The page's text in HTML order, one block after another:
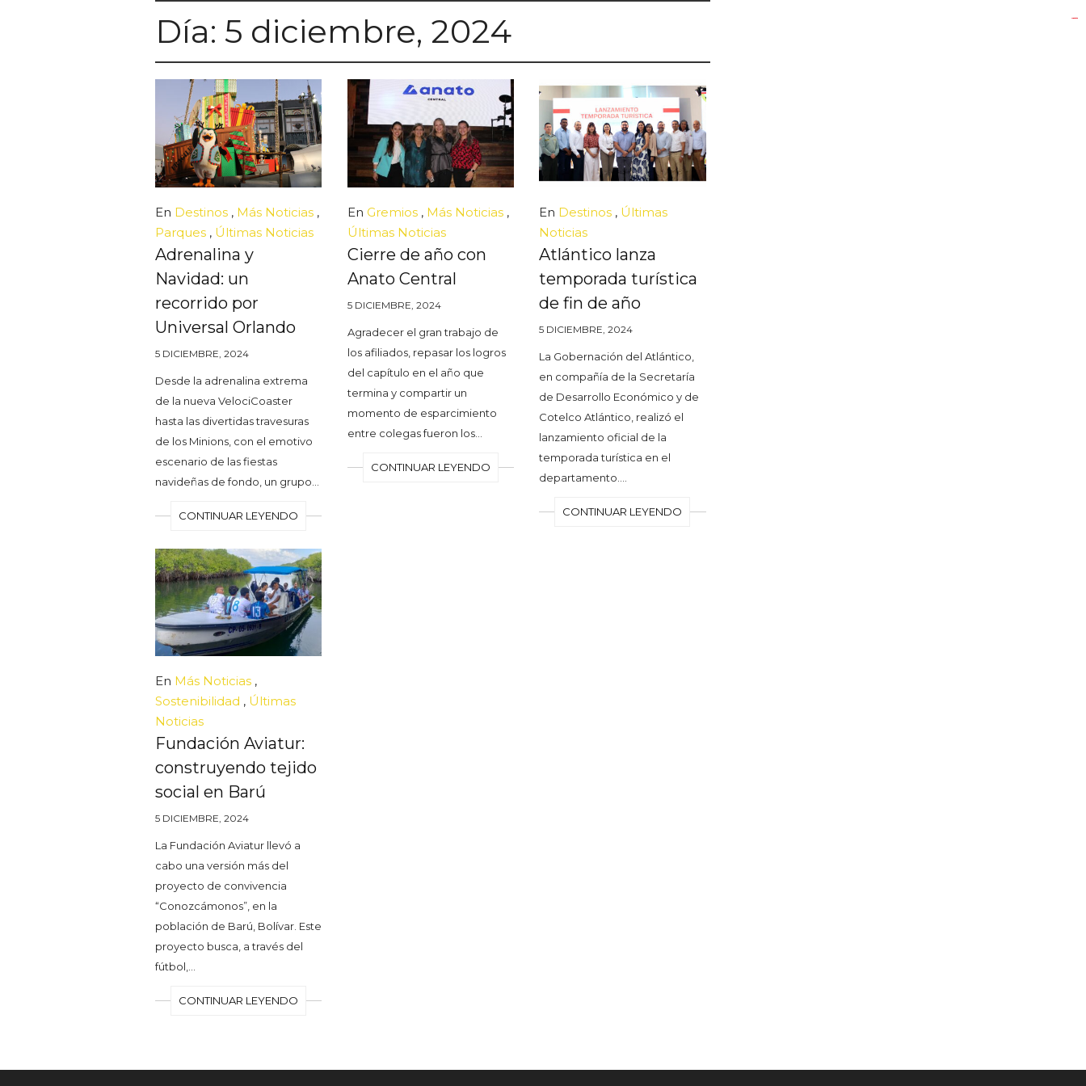
Día: 5 diciembre, 2024
En Destinos , Más Noticias ,
Parques , Últimas Noticias
Adrenalina y
Navidad: un
recorrido por
Universal Orlando
5 DICIEMBRE, 2024
Desde la adrenalina extrema
de la nueva VelociCoaster
hasta las divertidas travesuras
de los Minions, con el emotivo
escenario de las fiestas
navideñas de fondo, un grupo…
CONTINUAR LEYENDO
En Gremios, Más Noticias,
Últimas Noticias
Cierre de año con
Anato Central
5 DICIEMBRE, 2024
Agradecer el gran trabajo de
los afiliados, repasar los logros
del capítulo en el año que
termina y compartir un
momento de esparcimiento
entre colegas fueron los…
CONTINUAR LEYENDO
En Destinos , Últimas
Noticias
Atlántico lanza
temporada turística
de fin de año
5 DICIEMBRE, 2024
La Gobernación del Atlántico,
en compañía de la Secretaría
de Desarrollo Económico y de
Cotelco Atlántico, realizó el
lanzamiento oficial de la
temporada turística en el
departamento.…
CONTINUAR LEYENDO
En Más Noticias ,
Sostenibilidad , Últimas
Noticias
Fundación Aviatur:
construyendo tejido
social en Barú
5 DICIEMBRE, 2024
La Fundación Aviatur llevó a
cabo una versión más del
proyecto de convivencia
“Conozcámonos”, en la
población de Barú, Bolívar. Este
proyecto busca, a través del
fútbol,…
CONTINUAR LEYENDO